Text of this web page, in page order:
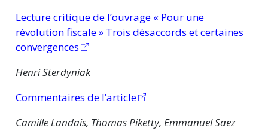
Lecture critique de l’ouvrage « Pour une
révolution fiscale » Trois désaccords et certaines
convergences
Henri Sterdyniak
Commentaires de l’article
Camille Landais, Thomas Piketty, Emmanuel Saez